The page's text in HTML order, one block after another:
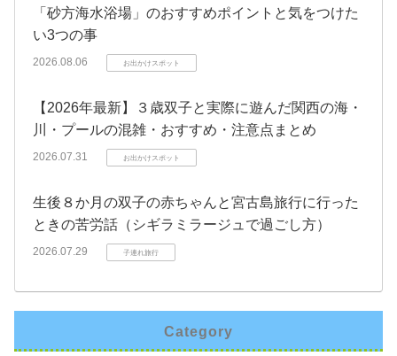
「砂方海水浴場」のおすすめポイントと気をつけた
い3つの事
2026.08.06 お出かけスポット
【2026年最新】３歳双子と実際に遊んだ関西の海・
川・プールの混雑・おすすめ・注意点まとめ
2026.07.31 お出かけスポット
生後８か月の双子の赤ちゃんと宮古島旅行に行った
ときの苦労話（シギラミラージュで過ごし方）
2026.07.29 子連れ旅行
Category